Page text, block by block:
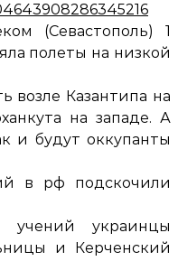
(Севастополь) 1
полеты на низкой
Казантипа на
на западе. А
и будут оккупанты
в рф подскочили
украинцы
и Керченский